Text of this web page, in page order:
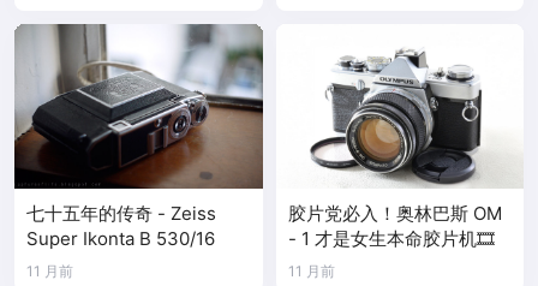
七十五年的传奇 - Zeiss
Super Ikonta B 530/16
11 月前
胶片党必入！奥林巴斯 OM
- 1 才是女生本命胶片机🎞️
11 月前